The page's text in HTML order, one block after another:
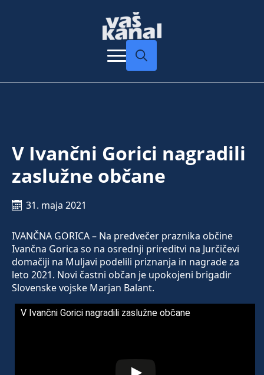
V Ivančni Gorici nagradili
zaslužne občane
31. maja 2021
IVANČNA GORICA – Na predvečer praznika občine
Ivančna Gorica so na osrednji prireditvi na Jurčičevi
domačiji na Muljavi podelili priznanja in nagrade za
leto 2021. Novi častni občan je upokojeni brigadir
Slovenske vojske Marjan Balant.
V Ivančni Gorici nagradili zaslužne občane